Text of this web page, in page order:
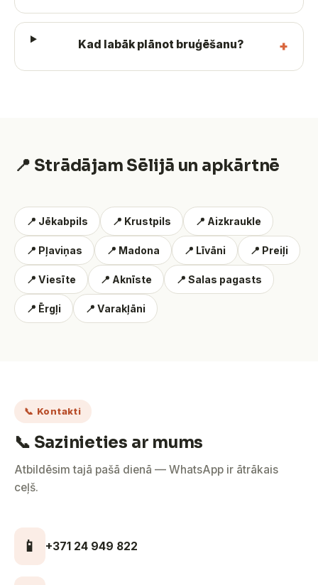
Kad labāk plānot bruģēšanu?
📍 Strādājam Sēlijā un apkārtnē
📍 Jēkabpils 📍 Krustpils 📍 Aizkraukle
📍 Pļaviņas 📍 Madona 📍 Līvāni 📍 Preiļi
📍 Viesīte 📍 Aknīste 📍 Salas pagasts
📍 Ērgļi 📍 Varakļāni
📞 Kontakti
📞 Sazinieties ar mums
Atbildēsim tajā pašā dienā — WhatsApp ir ātrākais
ceļš.
📱 +371 24 949 822